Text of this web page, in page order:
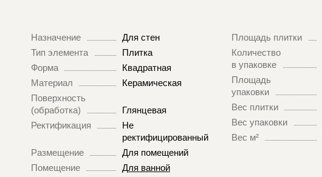
Назначение
Для стен
Тип элемента
Плитка
Форма
Квадратная
Материал
Керамическая
Поверхность
(обработка)
Глянцевая
Ректификация
Не
ректифицированный
Размещение
Для помещений
Помещение
Для ванной
Площадь плитки
Количество
в упаковке
Площадь
упаковки
Вес плитки
Вес упаковки
Вес м²